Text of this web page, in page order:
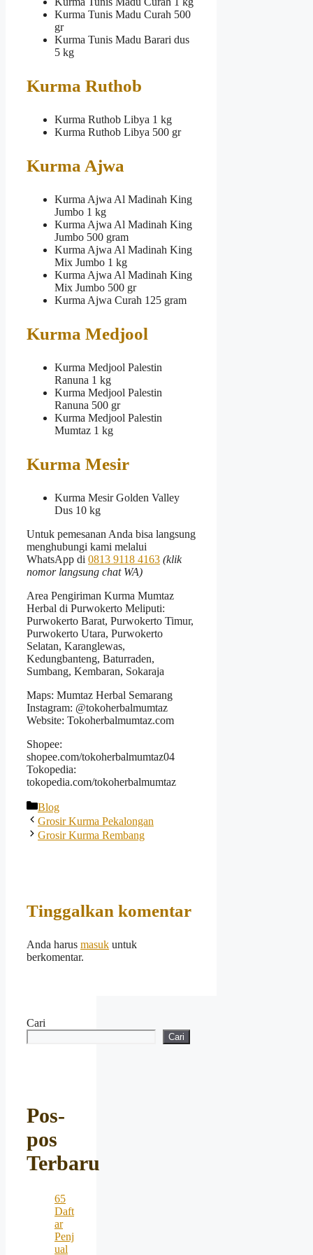
Kurma Tunis Madu Curah 500
gr
Kurma Tunis Madu Barari dus
5 kg
Kurma Ruthob
Kurma Ruthob Libya 1 kg
Kurma Ruthob Libya 500 gr
Kurma Ajwa
Kurma Ajwa Al Madinah King
Jumbo 1 kg
Kurma Ajwa Al Madinah King
Jumbo 500 gram
Kurma Ajwa Al Madinah King
Mix Jumbo 1 kg
Kurma Ajwa Al Madinah King
Mix Jumbo 500 gr
Kurma Ajwa Curah 125 gram
Kurma Medjool
Kurma Medjool Palestin
Ranuna 1 kg
Kurma Medjool Palestin
Ranuna 500 gr
Kurma Medjool Palestin
Mumtaz 1 kg
Kurma Mesir
Kurma Mesir Golden Valley
Dus 10 kg
Untuk pemesanan Anda bisa langsung
menghubungi kami melalui
WhatsApp di 0813 9118 4163 (klik
nomor langsung chat WA)
Area Pengiriman Kurma Mumtaz
Herbal di Purwokerto Meliputi:
Purwokerto Barat, Purwokerto Timur,
Purwokerto Utara, Purwokerto
Selatan, Karanglewas,
Kedungbanteng, Baturraden,
Sumbang, Kembaran, Sokaraja
Maps: Mumtaz Herbal Semarang
Instagram: @tokoherbalmumtaz
Website: Tokoherbalmumtaz.com
Shopee:
shopee.com/tokoherbalmumtaz04
Tokopedia:
tokopedia.com/tokoherbalmumtaz
Kategori
Blog
Grosir Kurma Pekalongan
Grosir Kurma Rembang
Tinggalkan komentar
Anda harus masuk untuk
berkomentar.
Cari
Cari
Pos-
pos
Terbaru
65
Daft
ar
Penj
ual